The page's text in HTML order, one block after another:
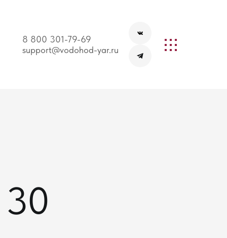
8 800 301-79-69
support@vodohod-yar.ru